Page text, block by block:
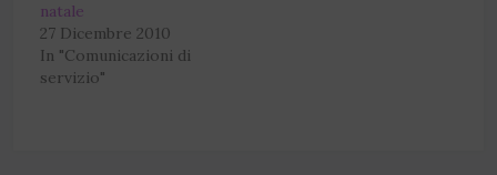
natale
27 Dicembre 2010
In "Comunicazioni di
servizio"